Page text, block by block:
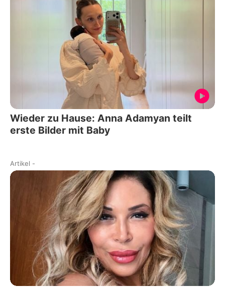
Wieder zu Hause: Anna Adamyan teilt
erste Bilder mit Baby
Artikel -